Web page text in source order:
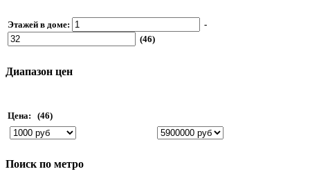
Этажей в доме:
-
(46)
Диапазон цен
Цена: (46)
Поиск по метро